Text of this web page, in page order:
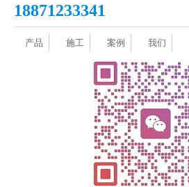
18871233341
产品 施工 案例 我们